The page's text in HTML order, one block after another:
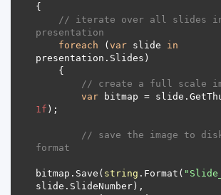
// iterate over all slides
presentation
foreach (var slide in
// create a full scale
var bitmap =
1f
// save the image to
format
bitmap.Save( string .Format(
slide.SlideNumber),